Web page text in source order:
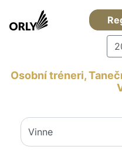
Osobní tréneri,